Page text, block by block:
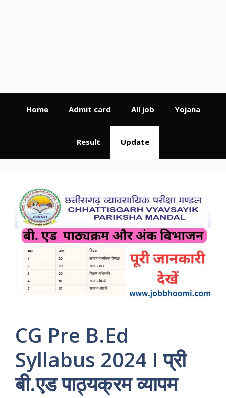
Home Admit card All job Yojana
Result Update
CG Pre B.Ed
Syllabus 2024 I प्री
बी.एड पाठ्यक्रम व्यापम